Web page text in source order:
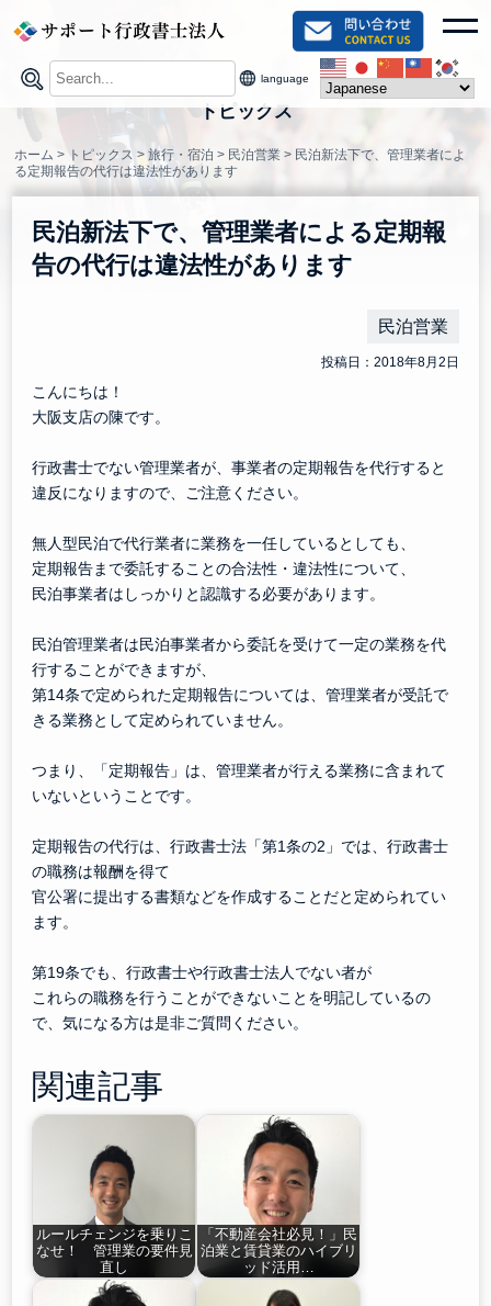
content
language
トピックス
ホーム > トピックス >旅行・宿泊 > 民泊営業 > 民泊新法下で、管理業者によ
る定期報告の代行は違法性があります
民泊新法下で、管理業者による定期報
告の代行は違法性があります
投稿日：2018年8月2日
民泊営業
こんにちは！
大阪支店の陳です。
行政書士でない管理業者が、事業者の定期報告を代行すると
違反になりますので、ご注意ください。
無人型民泊で代行業者に業務を一任しているとしても、
定期報告まで委託することの合法性・違法性について、
民泊事業者はしっかりと認識する必要があります。
民泊管理業者は民泊事業者から委託を受けて一定の業務を代
行することができますが、
第14条で定められた定期報告については、管理業者が受託で
きる業務として定められていません。
つまり、「定期報告」は、管理業者が行える業務に含まれて
いないということです。
定期報告の代行は、行政書士法「第1条の2」では、行政書士
の職務は報酬を得て
官公署に提出する書類などを作成することだと定められてい
ます。
第19条でも、行政書士や行政書士法人でない者が
これらの職務を行うことができないことを明記しているの
で、気になる方は是非ご質問ください。
関連記事
ルールチェンジを乗りこ
なせ！ 管理業の要件見
直し
「不動産会社必見！」民
泊業と賃貸業のハイブリ
ッド活用…